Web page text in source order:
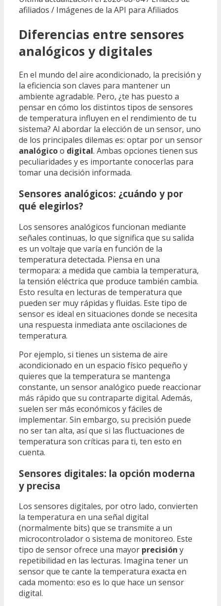
afiliados / Imágenes de la API para Afiliados
Diferencias entre sensores
analógicos y digitales
En el mundo del aire acondicionado, la precisión y
la eficiencia son claves para mantener un
ambiente agradable. Pero, ¿te has puesto a
pensar en cómo los distintos tipos de sensores
de temperatura influyen en el rendimiento de tu
sistema? Al abordar la elección de un sensor, uno
de los principales dilemas es: optar por un sensor
analógicoo digital. Ambas opciones tienen sus
peculiaridades y es importante conocerlas para
tomar una decisión informada.
Sensores analógicos: ¿cuándo y por
qué elegirlos?
Los sensores analógicos funcionan mediante
señales continuas, lo que significa que su salida
es un voltaje que varía en función de la
temperatura detectada. Piensa en una
termopara: a medida que cambia la temperatura,
la tensión eléctrica que produce también cambia.
Esto resulta en lecturas de temperatura que
pueden ser muy rápidas y fluidas. Este tipo de
sensor es ideal en situaciones donde se necesita
una respuesta inmediata ante oscilaciones de
temperatura.
Por ejemplo, si tienes un sistema de aire
acondicionado en un espacio físico pequeño y
quieres que la temperatura se mantenga
constante, un sensor analógico puede reaccionar
más rápido que su contraparte digital. Además,
suelen ser más económicos y fáciles de
implementar. Sin embargo, su precisión puede
no ser tan alta, así que si las fluctuaciones de
temperatura son críticas para ti, ten esto en
cuenta.
Sensores digitales: la opción moderna
y precisa
Los sensores digitales, por otro lado, convierten
la temperatura en una señal digital
(normalmente bits) que se transmite a un
microcontrolador o sistema de monitoreo. Este
tipo de sensor ofrece una mayor precisión y
repetibilidad en las lecturas. Imagina tener un
sensor que te cante la temperatura exacta en
cada momento: eso es lo que hace un sensor
digital.